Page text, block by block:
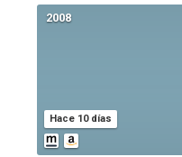
Hace 10 días
2008